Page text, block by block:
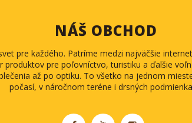
NÁŠ OBCHOD
pre každého. Patríme medzi najväčšie
produktov pre poľovníctvo, turistiku a ďalšie
až po optiku. To všetko na jednom
počasí, v náročnom teréne i drsných